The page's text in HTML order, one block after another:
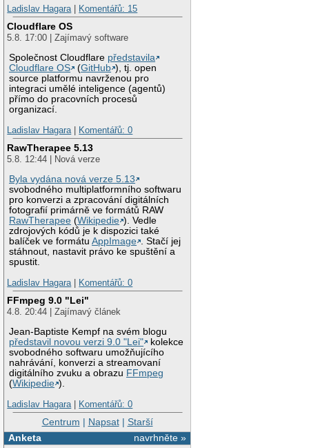
Ladislav Hagara | Komentářů: 15
Cloudflare OS
5.8. 17:00 | Zajímavý software
Společnost Cloudflare představila
Cloudflare OS
(GitHub ), tj. open
source platformu navrženou pro
integraci umělé inteligence (agentů)
přímo do pracovních procesů
organizací.
Ladislav Hagara | Komentářů: 0
RawTherapee 5.13
5.8. 12:44 | Nová verze
Byla vydána nová verze 5.13
svobodného multiplatformního softwaru
pro konverzi a zpracování digitálních
fotografií primárně ve formátů RAW
RawTherapee (Wikipedie ). Vedle
zdrojových kódů je k dispozici také
balíček ve formátuAppImage
. Stačí jej
stáhnout, nastavit právo ke spuštění a
spustit.
Ladislav Hagara | Komentářů: 0
FFmpeg 9.0 "Lei"
4.8. 20:44 | Zajímavý článek
Jean-Baptiste Kempf na svém blogu
představil novou verzi 9.0 "Lei"
kolekce
svobodného softwaru umožňujícího
nahrávání, konverzi a streamovaní
digitálního zvuku a obrazu FFmpeg
(Wikipedie ).
Ladislav Hagara | Komentářů: 0
Centrum | Napsat| Starší
navrhněte »
Anketa